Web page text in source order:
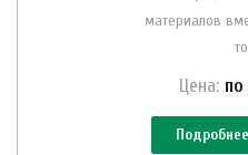
материалов
Цена: по
Подробнее